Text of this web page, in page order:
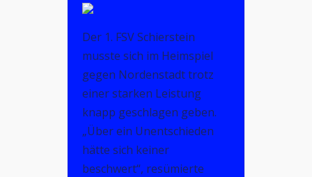
Der 1. FSV Schierstein
musste sich im Heimspiel
gegen Nordenstadt trotz
einer starken Leistung
knapp geschlagen geben.
„Über ein Unentschieden
hätte sich keiner
beschwert“, resümierte